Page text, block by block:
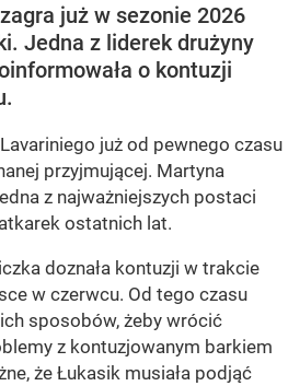
już w sezonie 2026
Jedna z liderek drużyny
o kontuzji
już od pewnego czasu
przyjmującej. Martyna
z najważniejszych postaci
ostatnich lat.
doznała kontuzji w trakcie
w czerwcu. Od tego czasu
sposobów, żeby wrócić
z kontuzjowanym barkiem
że Łukasik musiała podjąć